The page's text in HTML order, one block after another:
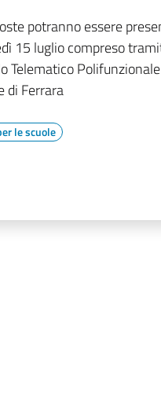
potranno essere
15 luglio compreso
Telematico
di Ferrara
le scuole